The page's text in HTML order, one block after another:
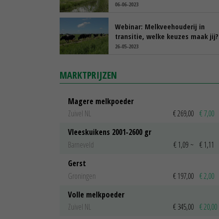
06-06-2023
Webinar: Melkveehouderij in
transitie, welke keuzes maak jij?
26-05-2023
MARKTPRIJZEN
Magere melkpoeder
Zuivel NL
€ 269,00 € 7,00
Vleeskuikens 2001-2600 gr
Barneveld
€ 1,09 ~ € 1,11
Gerst
Groningen
€ 197,00 € 2,00
Volle melkpoeder
Zuivel NL
€ 345,00 € 20,00